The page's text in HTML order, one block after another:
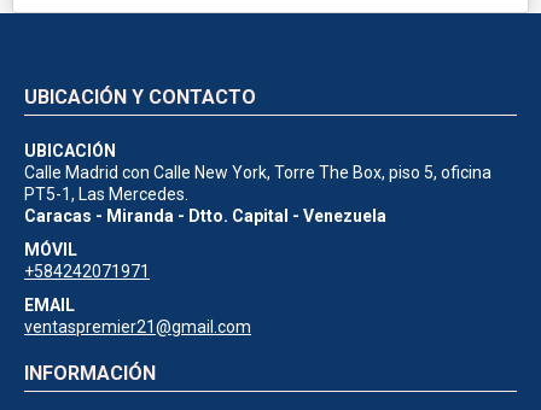
UBICACIÓN Y CONTACTO
UBICACIÓN
Calle Madrid con Calle New York, Torre The Box, piso 5, oficina
PT5-1, Las Mercedes.
Caracas - Miranda - Dtto. Capital - Venezuela
MÓVIL
+584242071971
EMAIL
ventaspremier21@gmail.com
INFORMACIÓN